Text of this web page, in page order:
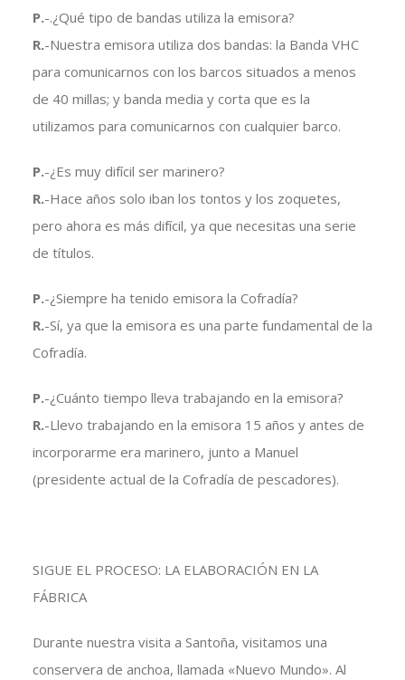
P.-.¿Qué tipo de bandas utiliza la emisora?
R.-Nuestra emisora utiliza dos bandas: la Banda VHC
para comunicarnos con los barcos situados a menos
de 40 millas; y banda media y corta que es la
utilizamos para comunicarnos con cualquier barco.
P.-¿Es muy difícil ser marinero?
R.-Hace años solo iban los tontos y los zoquetes,
pero ahora es más difícil, ya que necesitas una serie
de títulos.
P.-¿Siempre ha tenido emisora la Cofradía?
R.-Sí, ya que la emisora es una parte fundamental de la
Cofradía.
P.-¿Cuánto tiempo lleva trabajando en la emisora?
R.-Llevo trabajando en la emisora 15 años y antes de
incorporarme era marinero, junto a Manuel
(presidente actual de la Cofradía de pescadores).
SIGUE EL PROCESO: LA ELABORACIÓN EN LA
FÁBRICA
Durante nuestra visita a Santoña, visitamos una
conservera de anchoa, llamada «Nuevo Mundo». Al